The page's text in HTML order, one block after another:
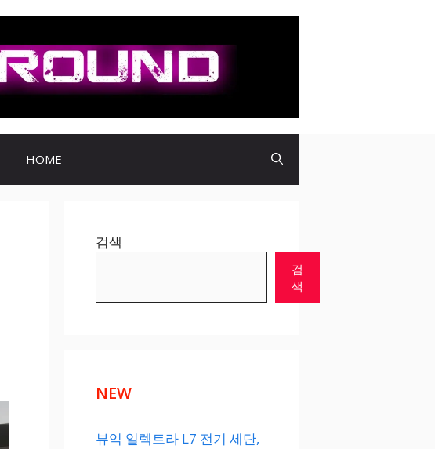
HOME
검색
검
색
NEW
뷰익 일렉트라 L7 전기 세단,